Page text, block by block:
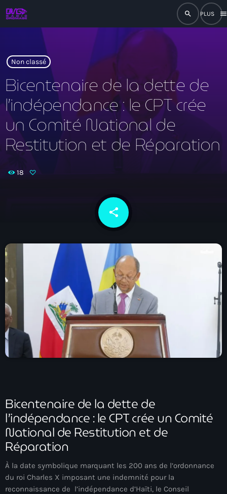
search
menu
close
play_arrow
play_arrow RADIO DROMAGE
Actualités
Blog Grid Sidebar
août 2026
juillet 2026
juin 2026
mai 2026
avril 2026
Non classé
Bicentenaire de la dette de
l’indépendance : le CPT crée
un Comité National de
Restitution et de Réparation
18
share
email
Bicentenaire de la dette de
l’indépendance : le CPT crée un Comité
National de Restitution et de
Réparation
À la date symbolique marquant les 200 ans de l’ordonnance
du roi Charles X imposant une indemnité pour la
reconnaissance de l’indépendance d’Haïti, le Conseil